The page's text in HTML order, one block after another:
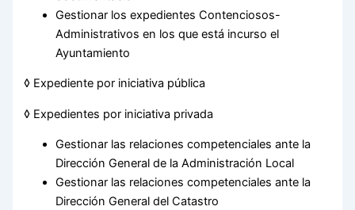
Gestionar los expedientes Contenciosos-
Administrativos en los que está incurso el
Ayuntamiento
◊ Expediente por iniciativa pública
◊ Expedientes por iniciativa privada
Gestionar las relaciones competenciales ante la
Dirección General de la Administración Local
Gestionar las relaciones competenciales ante la
Dirección General del Catastro